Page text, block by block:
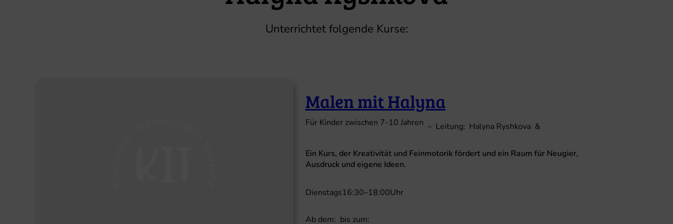
Unterrichtet folgende Kurse:
Malen mit Halyna
Für Kinder zwischen 7-10 Jahren – Leitung: Halyna Ryshkova &
Ein Kurs, der Kreativität und Feinmotorik fördert und ein Raum für Neugier,
Ausdruck und eigene Ideen.
Dienstags16:30–18:00Uhr
Ab dem: bis zum: